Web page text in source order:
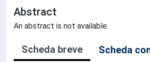
Abstract
An abstract is not available.
Scheda breve
Scheda